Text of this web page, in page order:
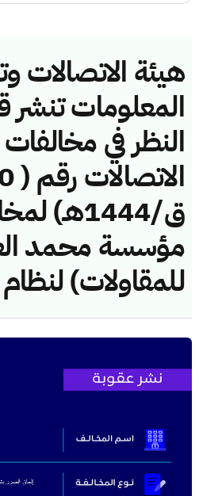
هيئة الاتصالات
المعلومات تنشر
النظر في
ق/1444هـ)
مؤسسة محمد
للمقاولات)